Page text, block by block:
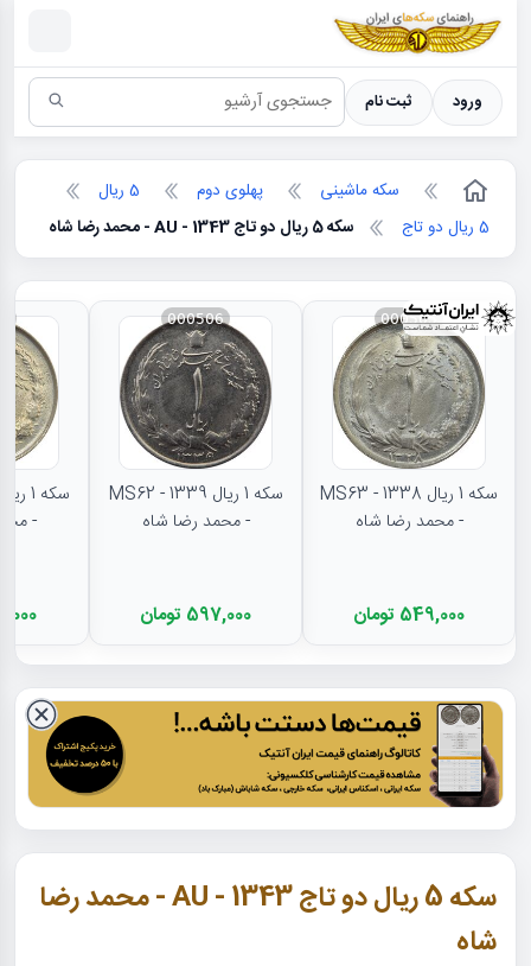
سکه ها ؛ راهنمای سکه شناسی
ورود ثبت نام
سکه ماشینی پهلوی دوم
5 ریال
5 ریال دو تاج
سکه 5 ریال دو تاج 1343 - AU - محمد رضا شاه
000505
سکه 1 ریال 1338 - MS63
- محمد رضا شاه
549,000 تومان
000506
سکه 1 ریال 1339 - MS62
- محمد رضا شاه
597,000 تومان
-
سکه 5 ریال دو تاج 1343 - AU - محمد رضا
شاه